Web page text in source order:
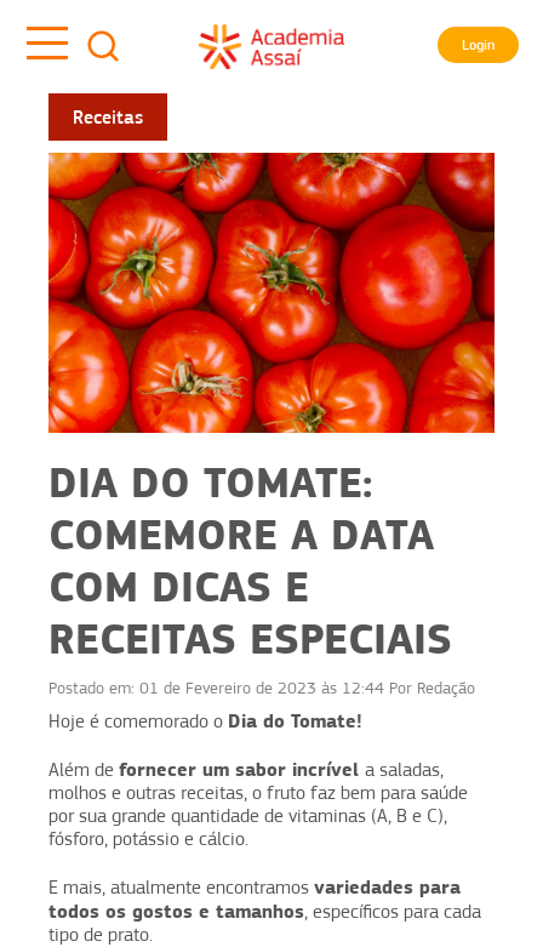
Login
Receitas
DIA DO TOMATE:
COMEMORE A DATA
COM DICAS E
RECEITAS ESPECIAIS
Postado em: 01 de Fevereiro de 2023 às 12:44 Por Redação
Hoje é comemorado o Dia do Tomate!
Além de fornecer um sabor incrível a saladas,
molhos e outras receitas, o fruto faz bem para saúde
por sua grande quantidade de vitaminas (A, B e C),
fósforo, potássio e cálcio.
E mais, atualmente encontramos variedades para
todos os gostos e tamanhos, específicos para cada
tipo de prato.